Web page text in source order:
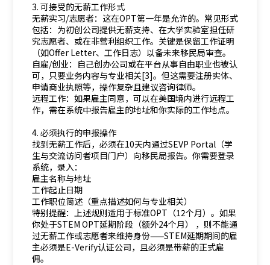
3. 可接受的无薪工作形式
无薪实习/志愿者：这在OPT第一年是允许的。常见形式
包括：为初创公司提供无薪支持、在大学实验室担任研
究志愿者、或在非营利组织工作。关键是保留工作证明
（如Offer Letter、工作日志）以备未来移民局审查。
自雇/创业：自己创办公司或在平台从事自由职业也被认
可，只要业务内容与专业相关[3]。但这需要注册实体、
申请商业执照等，操作复杂且建议咨询律师。
远程工作：如果雇主同意，可以在美国境内进行远程工
作，需在系统中报告雇主的地址和你实际的工作地点。
4. 必须执行的申报操作
找到无薪工作后，必须在10天内通过SEVP Portal（学
生与交流访问者项目门户）向移民局报告。你需要登录
系统，录入：
雇主名称与地址
工作起止日期
工作职位简述（重点描述如何与专业相关）
特别提醒：上述规则适用于标准OPT（12个月）。如果
你处于STEM OPT延期阶段（额外24个月） ，则不能通
过无薪工作或志愿者来维持身份——STEM延期期间的雇
主必须是E-Verify认证公司，且必须是带薪的正式雇
佣。